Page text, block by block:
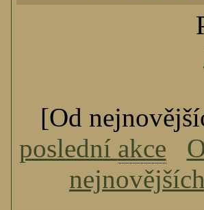
[Od
poslední akce
nejnovějších